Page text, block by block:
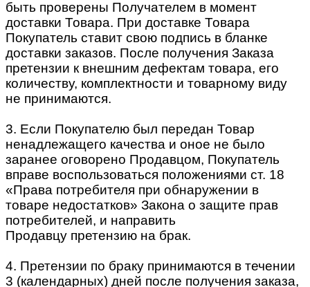
быть проверены Получателем в момент
доставки Товара. При доставке Товара
Покупатель ставит свою подпись в бланке
доставки заказов. После получения Заказа
претензии к внешним дефектам товара, его
количеству, комплектности и товарному виду
не принимаются.
3. Если Покупателю был передан Товар
ненадлежащего качества и оное не было
заранее оговорено Продавцом, Покупатель
вправе воспользоваться положениями ст. 18
«Права потребителя при обнаружении в
товаре недостатков» Закона о защите прав
потребителей, и направить
Продавцу претензию на брак.
4. Претензии по браку принимаются в течении
3 (календарных) дней после получения заказа,